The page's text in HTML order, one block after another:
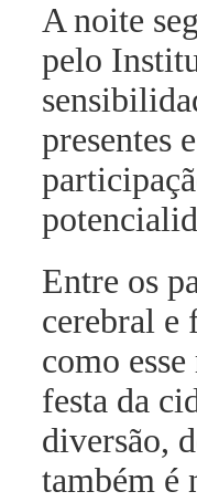
A noite
pelo
presentes
Entre os
cerebral e
como
festa da
diversão,
também é